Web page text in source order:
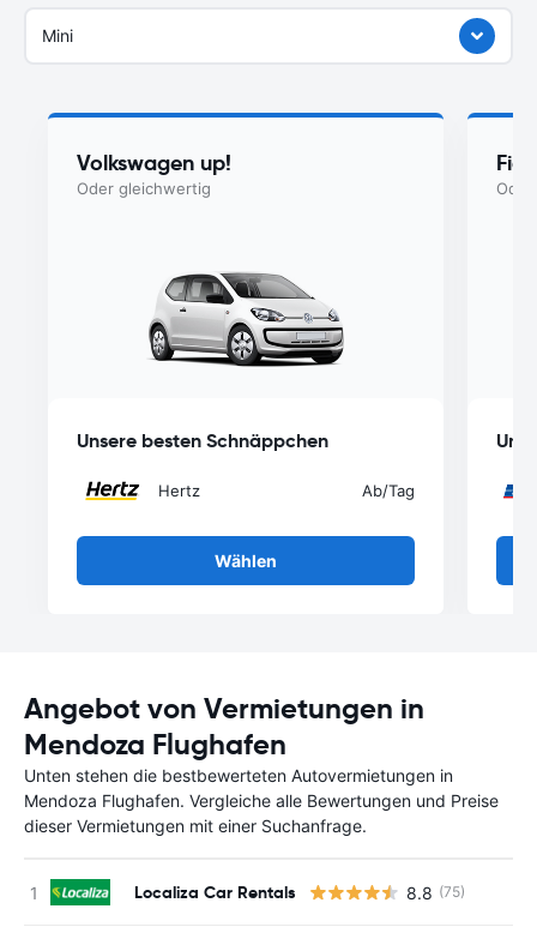
Mini
Volkswagen up!
Oder gleichwertig
Unsere besten Schnäppchen
Hertz Ab/Tag
Wählen
Angebot von Vermietungen in
Mendoza Flughafen
Unten stehen die bestbewerteten Autovermietungen in
Mendoza Flughafen. Vergleiche alle Bewertungen und Preise
dieser Vermietungen mit einer Suchanfrage.
Localiza Car Rentals 8.8 (75)